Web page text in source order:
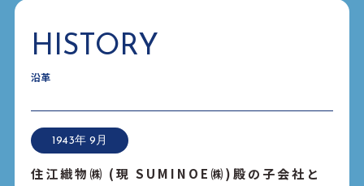
HISTORY
沿革
1943年 9月
住江織物㈱ (現 SUMINOE㈱)殿の子会社と